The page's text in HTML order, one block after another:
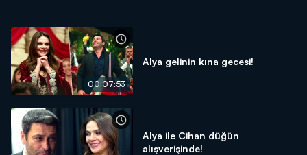
00:07:53
Alya gelinin kına gecesi!
Alya ile Cihan düğün
alışverişinde!